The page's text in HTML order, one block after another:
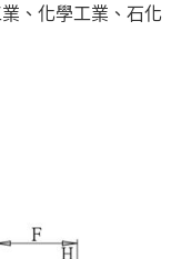
、化學工業、石化